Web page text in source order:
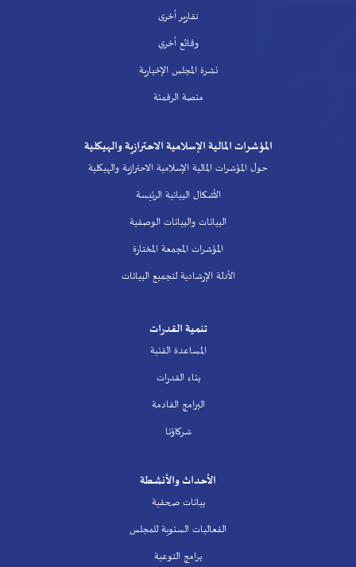
تقارير أخرى
وقائع أخري
نشرة المجلس الإخبارية
منصة الرقمنة
المؤشرات المالية الإسلامية الاحترازية والهيكلية
حول المؤشرات المالية الإسلامية الاحترازية والهيكلية
الأشكال البيانية الرئيسة
البيانات والبيانات الوصفية
المؤشرات المجمعة المختارة
الأدلة الإرشادية لتجميع البيانات
تنمية القدرات
المساعدة الفنية
بناء القدرات
البرامج القادمة
شركاؤنا
الأحداث والأنشطة
بيانات صحفية
الفعاليات السنوية للمجلس
برامج التوعية